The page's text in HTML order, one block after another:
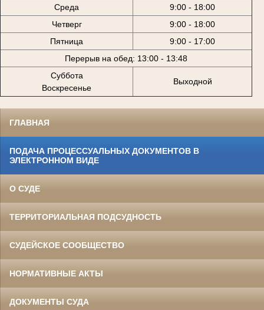
Среда
9:00 - 18:00
Четверг
9:00 - 18:00
Пятница
9:00 - 17:00
Перерыв на обед: 13:00 - 13:48
Суббота
Воскресенье
Выходной
ГЛАВНАЯ
ПОДАЧА ПРОЦЕССУАЛЬНЫХ ДОКУМЕНТОВ В
ЭЛЕКТРОННОМ ВИДЕ
О СУДЕ
ТЕРРИТОРИАЛЬНАЯ ПОДСУДНОСТЬ
СУДЕЙСКОЕ СООБЩЕСТВО
НОРМАТИВНЫЕ АКТЫ
ДОКУМЕНТЫ СУДА